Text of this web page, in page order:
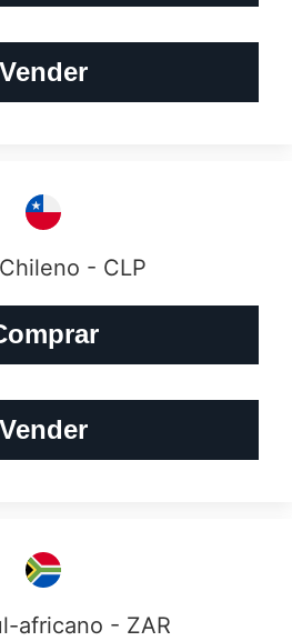
Vender
- CLP
Vender
africano - ZAR